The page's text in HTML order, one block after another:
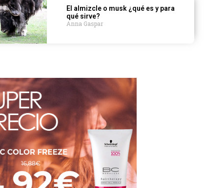
El almizcle o musk ¿qué es y para
qué sirve?
Anna Gaspar